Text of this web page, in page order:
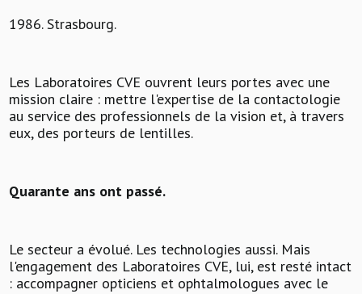
1986. Strasbourg.
Les Laboratoires CVE ouvrent leurs portes avec une
mission claire : mettre l'expertise de la contactologie
au service des professionnels de la vision et, à travers
eux, des porteurs de lentilles.
Quarante ans ont passé.
Le secteur a évolué. Les technologies aussi. Mais
l'engagement des Laboratoires CVE, lui, est resté intact
: accompagner opticiens et ophtalmologues avec le